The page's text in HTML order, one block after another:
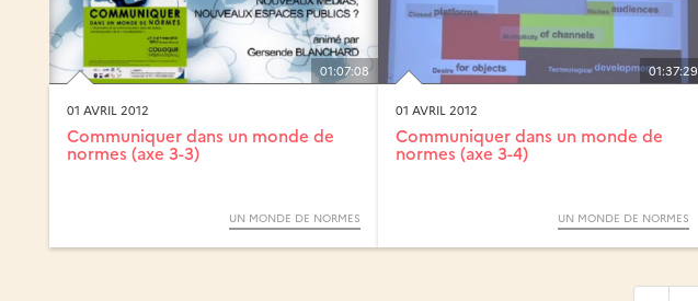
01:07:08
01 AVRIL 2012
Communiquer dans un monde de
normes (axe 3-3)
UN MONDE DE NORMES
01:37:29
01 AVRIL 2012
Communiquer dans un monde de
normes (axe 3-4)
UN MONDE DE NORMES